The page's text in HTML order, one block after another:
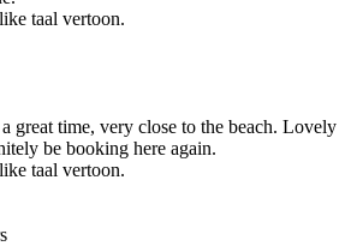
taal vertoon.
great time, very close to the beach. Lovely
be booking here again.
taal vertoon.